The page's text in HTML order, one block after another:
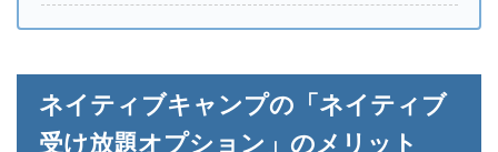
ネイティブキャンプの「ネイティブ
受け放題オプション」のメリット